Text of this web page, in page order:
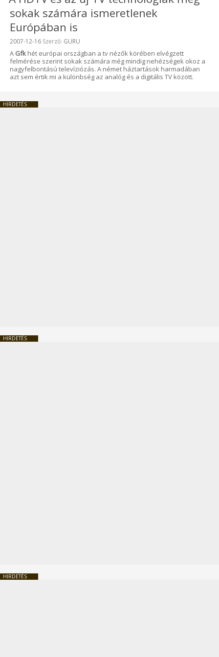
sokak számára ismeretlenek
Európában is
Beküldve:
2007-12-16 Szerző: GURU
A Gfk hét európai országban a tv nézők körében elvégzett
felmérése szerint sokak számára még mindig nehézségek okoz a
nagyfelbontású televíziózás. A német háztartások harmadában
azt sem értik mi a különbség az analóg és a digitális TV között.
HIRDETÉS
HIRDETÉS
HIRDETÉS